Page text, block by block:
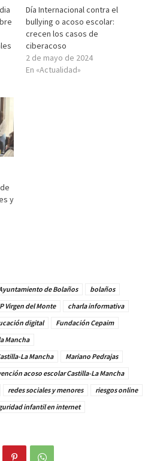
Día Internacional contra el
bullying o acoso escolar:
crecen los casos de
ciberacoso
2 de mayo de 2024
En «Actualidad»
y
de Bolaños
bolaños
Virgen del Monte
charla informativa
digital
Fundación Cepaim
Mancha
La Mancha
Mariano Pedrajas
acoso escolar Castilla-La Mancha
redes sociales y menores
riesgos online
infantil en internet